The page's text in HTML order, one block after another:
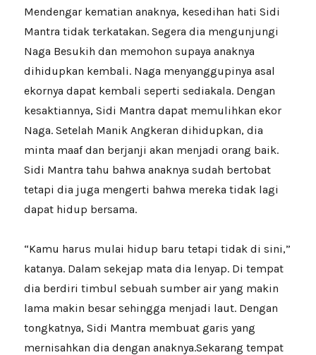
Mendengar kematian anaknya, kesedihan hati Sidi
Mantra tidak terkatakan. Segera dia mengunjungi
Naga Besukih dan memohon supaya anaknya
dihidupkan kembali. Naga menyanggupinya asal
ekornya dapat kembali seperti sediakala. Dengan
kesaktiannya, Sidi Mantra dapat memulihkan ekor
Naga. Setelah Manik Angkeran dihidupkan, dia
minta maaf dan berjanji akan menjadi orang baik.
Sidi Mantra tahu bahwa anaknya sudah bertobat
tetapi dia juga mengerti bahwa mereka tidak lagi
dapat hidup bersama.
“Kamu harus mulai hidup baru tetapi tidak di sini,”
katanya. Dalam sekejap mata dia lenyap. Di tempat
dia berdiri timbul sebuah sumber air yang makin
lama makin besar sehingga menjadi laut. Dengan
tongkatnya, Sidi Mantra membuat garis yang
mernisahkan dia dengan anaknya.Sekarang tempat